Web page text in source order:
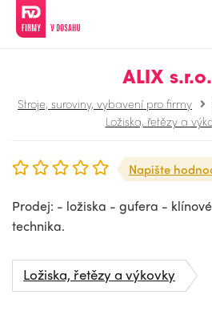
ALIX s.r.o.
Stroje, suroviny, vybavení pro firmy
Ložiska, řetězy a
Napište
Prodej: - ložiska - gufera -
technika.
Ložiska, řetězy a výkovky